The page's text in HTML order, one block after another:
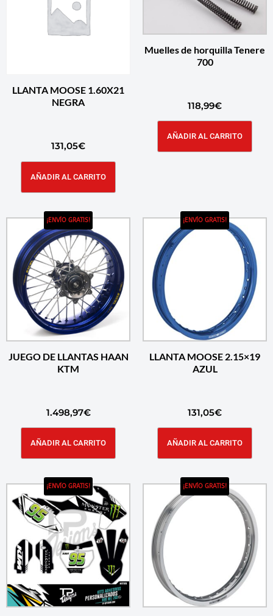
LLANTA MOOSE 1.60X21
NEGRA
131,05€
AÑADIR AL CARRITO
Muelles de horquilla Tenere
700
118,99€
AÑADIR AL CARRITO
¡ENVÍO GRATIS!
JUEGO DE LLANTAS HAAN
KTM
1.498,97€
AÑADIR AL CARRITO
¡ENVÍO GRATIS!
LLANTA MOOSE 2.15×19
AZUL
131,05€
AÑADIR AL CARRITO
¡ENVÍO GRATIS! ¡ENVÍO GRATIS!